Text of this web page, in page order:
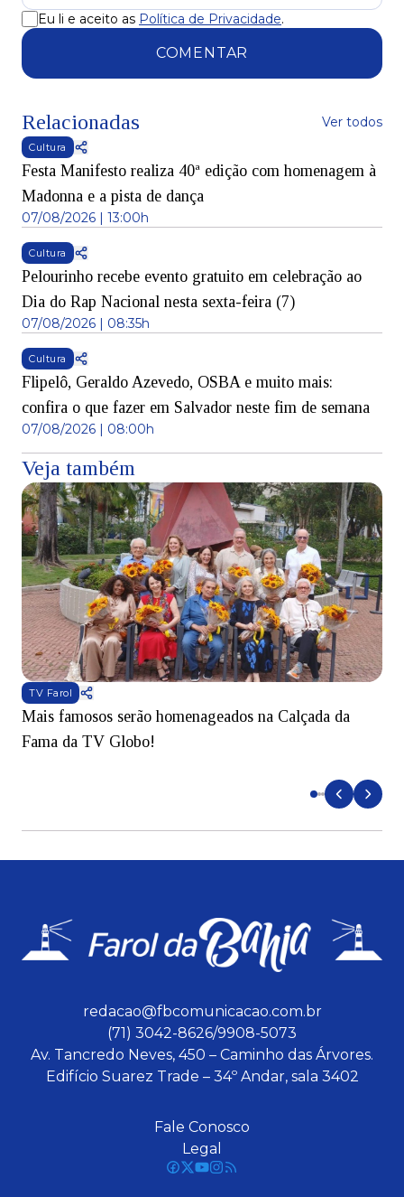
Eu li e aceito as Política de Privacidade.
COMENTAR
Relacionadas Ver todos
Cultura
Festa Manifesto realiza 40ª edição com homenagem à
Madonna e a pista de dança
07/08/2026 | 13:00h
Cultura
Pelourinho recebe evento gratuito em celebração ao
Dia do Rap Nacional nesta sexta-feira (7)
07/08/2026 | 08:35h
Cultura
Flipelô, Geraldo Azevedo, OSBA e muito mais:
confira o que fazer em Salvador neste fim de semana
07/08/2026 | 08:00h
Veja também
TV Farol
Mais famosos serão homenageados na Calçada da
Fama da TV Globo!
redacao@fbcomunicacao.com.br
(71) 3042-8626/9908-5073
Av. Tancredo Neves, 450 – Caminho das Árvores.
Edifício Suarez Trade – 34º Andar, sala 3402
Fale Conosco
Legal